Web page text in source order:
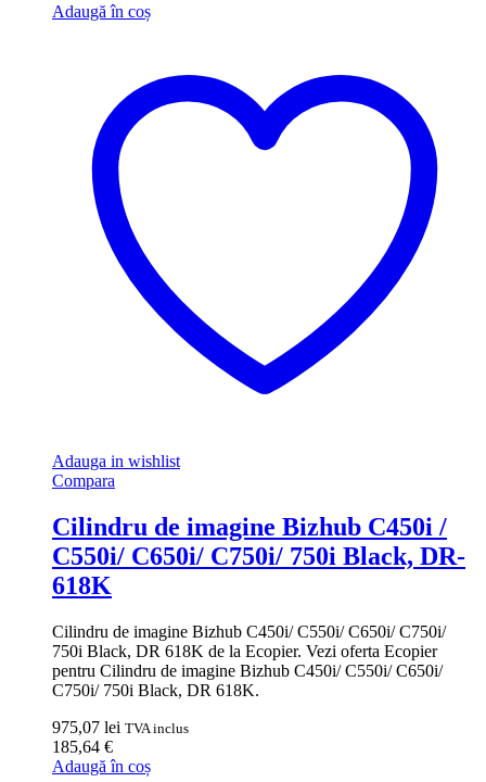
Adaugă în coș
Adauga in wishlist
Compara
Cilindru de imagine Bizhub C450i /
C550i/ C650i/ C750i/ 750i Black, DR-
618K
Cilindru de imagine Bizhub C450i/ C550i/ C650i/ C750i/
750i Black, DR 618K de la Ecopier. Vezi oferta Ecopier
pentru Cilindru de imagine Bizhub C450i/ C550i/ C650i/
C750i/ 750i Black, DR 618K.
975,07 lei TVA inclus
185,64 €
Adaugă în coș